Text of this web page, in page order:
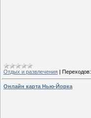
Отдых и развлечения | Переходов:
Онлайн карта Нью-Йорка